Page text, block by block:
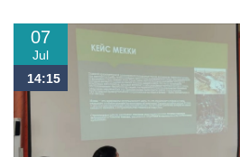
07
Jul
14:15